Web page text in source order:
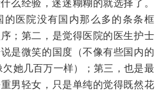
经验，迷迷糊糊的就选择了。
的医院没有国内那么多的条条框
；第二，是觉得医院的医生护士
是微笑的国度（不像有些国内的
她几百万一样）；第三，也是最
男轻女，只是单纯的觉得既然花